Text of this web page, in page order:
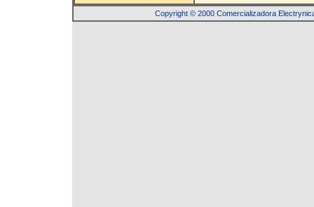
Copyright © 2000 Comercializadora